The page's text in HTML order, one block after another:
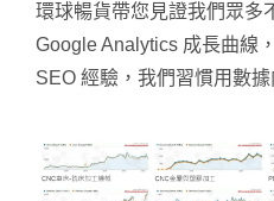
環球暢貨帶您見證我們眾多
Google Analytics 成長曲線
SEO 經驗，我們習慣用數據